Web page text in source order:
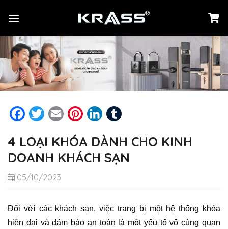
đến
dung
Facebook
TwitterEmail PinterestLinkedIn
4 LOẠI KHÓA DÀNH CHO KINH
DOANH KHÁCH SẠN
05/10/2023
Đối với các khách sạn, việc trang bị một hệ thống khóa
hiện đại và đảm bảo an toàn là một yếu tố vô cùng quan